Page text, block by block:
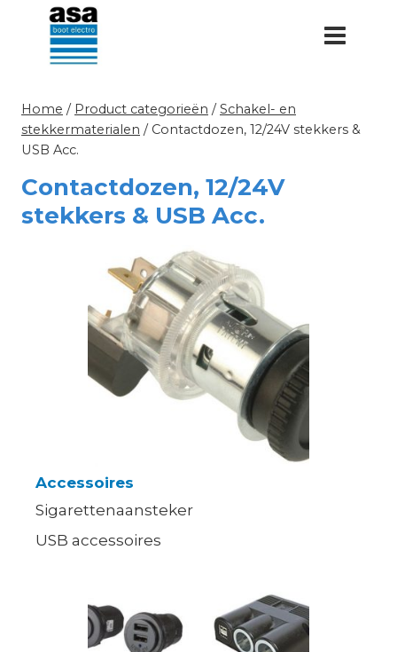
Doorgaan
inhoud
Home / Product categorieën / Schakel- en
stekkermaterialen / Contactdozen, 12/24V stekkers &
USB Acc.
Contactdozen, 12/24V
stekkers & USB Acc.
Accessoires
Sigarettenaansteker
USB accessoires